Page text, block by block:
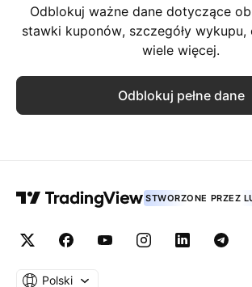
Odblokuj ważne dane dotyczące
stawki kuponów, szczegóły
wiele więcej.
Odblokuj pełne dane
STWORZONE PRZEZ
Polski